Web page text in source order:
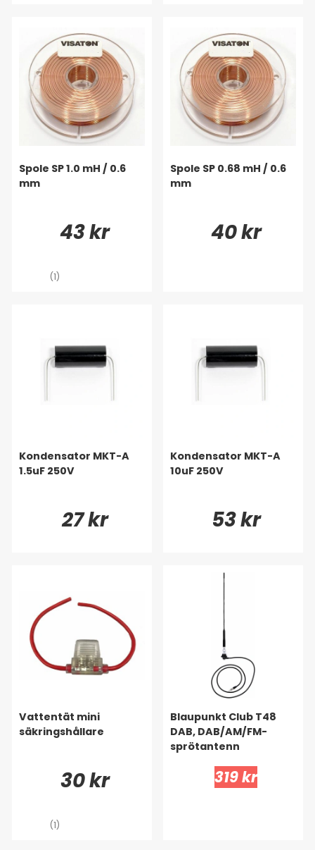
Spole SP 1.0 mH / 0.6
mm
43 kr
(1)
Spole SP 0.68 mH / 0.6
mm
40 kr
Kondensator MKT-A
1.5uF 250V
27 kr
Kondensator MKT-A
10uF 250V
53 kr
Vattentät mini
säkringshållare
30 kr
(1)
Blaupunkt Club T48
DAB, DAB/AM/FM-
sprötantenn
319 kr